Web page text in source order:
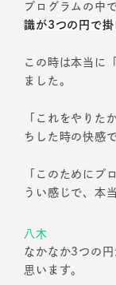
プログラムの中で
識が3つの円で掛
この時は本当に
ました。
「これをやりた
ちした時の快感
「このためにプ
うい感じで、本
八木
なかなか3つの
思います。